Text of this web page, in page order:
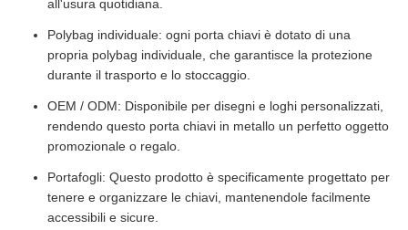
all'usura quotidiana.
Polybag individuale: ogni porta chiavi è dotato di una
propria polybag individuale, che garantisce la protezione
durante il trasporto e lo stoccaggio.
OEM / ODM: Disponibile per disegni e loghi personalizzati,
rendendo questo porta chiavi in metallo un perfetto oggetto
promozionale o regalo.
Portafogli: Questo prodotto è specificamente progettato per
tenere e organizzare le chiavi, mantenendole facilmente
accessibili e sicure.